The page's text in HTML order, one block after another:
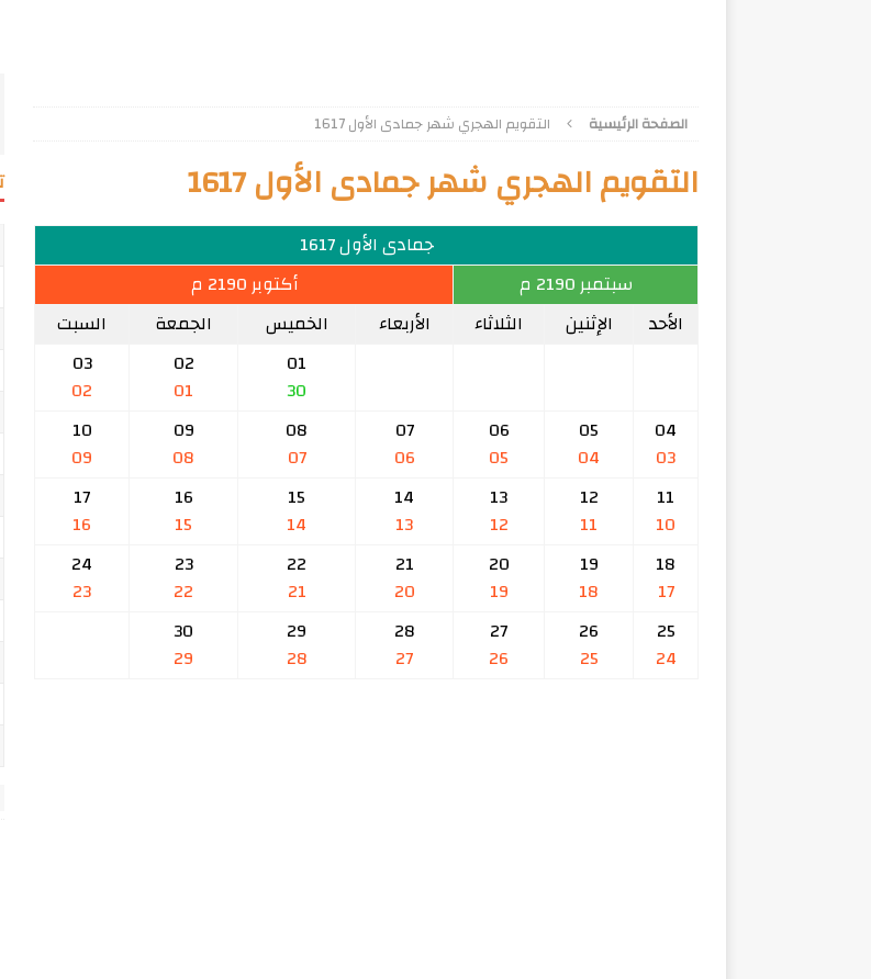
الصفحة الرئيسية التقويم الهجري شهر جمادى الأول 1617
التقويم الهجري شهر جمادى الأول 1617
جمادى الأول 1617
سبتمبر 2190 م
أكتوبر 2190 م
الأحد
الإثنين الثلاثاء الأربعاء الخميس الجمعة
السبت
01
30
02
01
03
02
04
03
05
04
06
05
07
06
08
07
09
08
10
09
11
10
12
11
13
12
14
13
15
14
16
15
17
16
18
17
19
18
20
19
21
20
22
21
23
22
24
23
25
24
26
25
27
26
28
27
29
28
30
29